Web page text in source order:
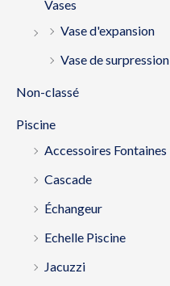
Vases
Vase d'expansion
Vase de surpression
Non-classé
Piscine
Accessoires Fontaines
Cascade
Échangeur
Echelle Piscine
Jacuzzi